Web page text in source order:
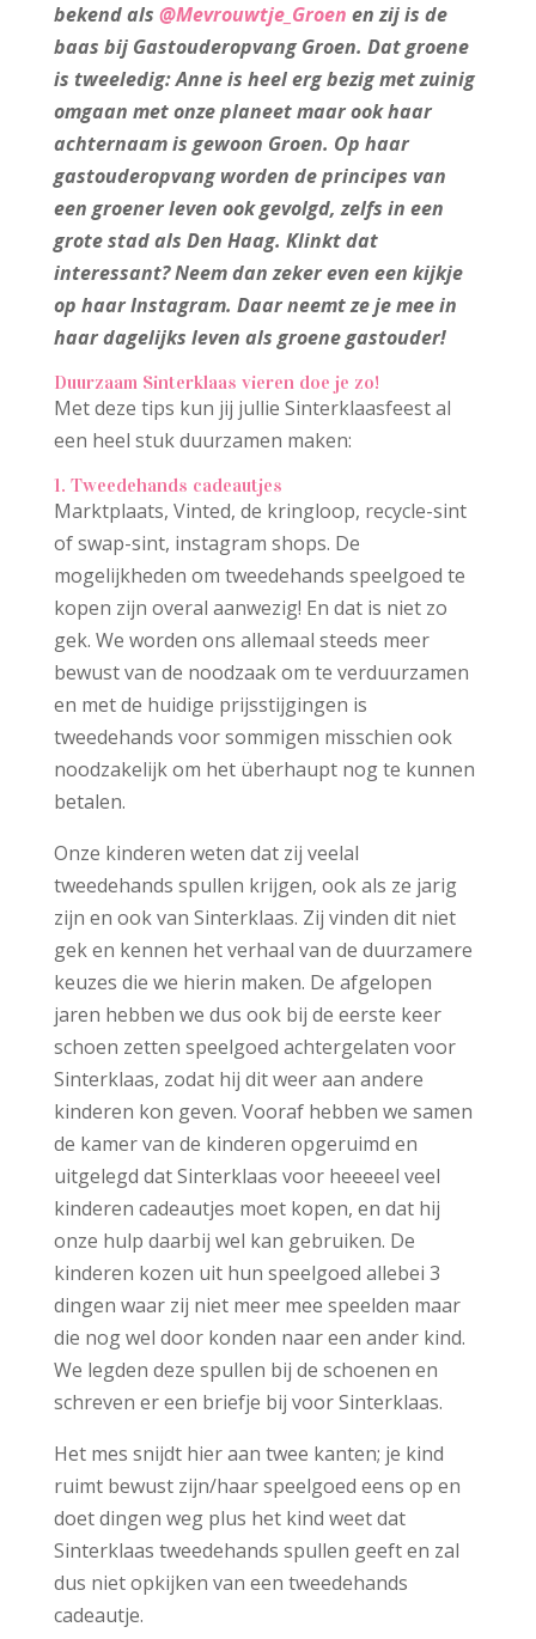
bekend als @Mevrouwtje_Groen en zij is de
baas bij Gastouderopvang Groen. Dat groene
is tweeledig: Anne is heel erg bezig met zuinig
omgaan met onze planeet maar ook haar
achternaam is gewoon Groen. Op haar
gastouderopvang worden de principes van
een groener leven ook gevolgd, zelfs in een
grote stad als Den Haag. Klinkt dat
interessant? Neem dan zeker even een kijkje
op haar Instagram. Daar neemt ze je mee in
haar dagelijks leven als groene gastouder!
Duurzaam Sinterklaas vieren doe je zo!
Met deze tips kun jij jullie Sinterklaasfeest al
een heel stuk duurzamen maken:
1. Tweedehands cadeautjes
Marktplaats, Vinted, de kringloop, recycle-sint
of swap-sint, instagram shops. De
mogelijkheden om tweedehands speelgoed te
kopen zijn overal aanwezig! En dat is niet zo
gek. We worden ons allemaal steeds meer
bewust van de noodzaak om te verduurzamen
en met de huidige prijsstijgingen is
tweedehands voor sommigen misschien ook
noodzakelijk om het überhaupt nog te kunnen
betalen.
Onze kinderen weten dat zij veelal
tweedehands spullen krijgen, ook als ze jarig
zijn en ook van Sinterklaas. Zij vinden dit niet
gek en kennen het verhaal van de duurzamere
keuzes die we hierin maken. De afgelopen
jaren hebben we dus ook bij de eerste keer
schoen zetten speelgoed achtergelaten voor
Sinterklaas, zodat hij dit weer aan andere
kinderen kon geven. Vooraf hebben we samen
de kamer van de kinderen opgeruimd en
uitgelegd dat Sinterklaas voor heeeeel veel
kinderen cadeautjes moet kopen, en dat hij
onze hulp daarbij wel kan gebruiken. De
kinderen kozen uit hun speelgoed allebei 3
dingen waar zij niet meer mee speelden maar
die nog wel door konden naar een ander kind.
We legden deze spullen bij de schoenen en
schreven er een briefje bij voor Sinterklaas.
Het mes snijdt hier aan twee kanten; je kind
ruimt bewust zijn/haar speelgoed eens op en
doet dingen weg plus het kind weet dat
Sinterklaas tweedehands spullen geeft en zal
dus niet opkijken van een tweedehands
cadeautje.